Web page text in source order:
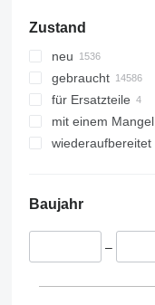
Zustand
neu
gebraucht
für Ersatzteile
mit einem Mangel
wiederaufbereitet
Baujahr
–